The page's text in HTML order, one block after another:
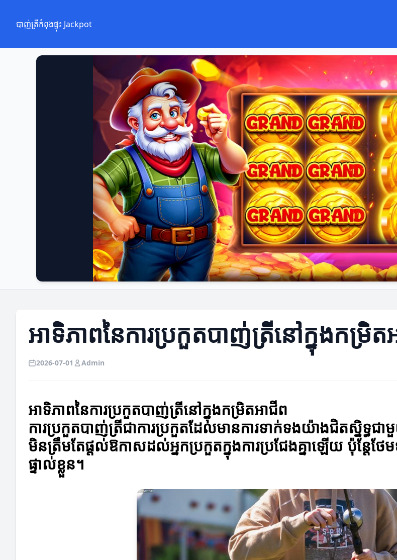
បាញ់ត្រីកំពុងផ្ទុះ Jackpot
អាទិភាពនៃការប្រកួតបាញ់ត្រីនៅក្នុងកម្រិត
2026-07-01 Admin
អាទិភាពនៃការប្រកួតបាញ់ត្រីនៅក្នុងកម្រិតអាជីព
ការប្រកួតបាញ់ត្រីជាការប្រកួតដែលមានការទាក់ទងយ៉ាងជិតស្និទ្ធជ
មិនត្រឹមតែផ្តល់ឱកាសដល់អ្នកប្រកួតក្នុងការប្រជែងគ្នាឡើយ ប៉ុន្ត
ផ្ទាល់ខ្លួន។